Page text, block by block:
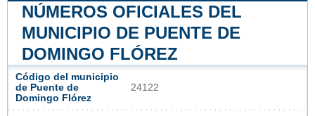
NÚMEROS OFICIALES DEL
MUNICIPIO DE PUENTE DE
DOMINGO FLÓREZ
Código del municipio
de Puente de
Domingo Flórez
24122